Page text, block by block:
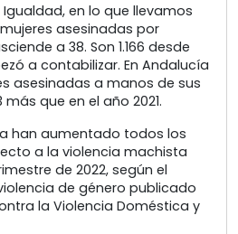
Igualdad, en lo que llevamos
asesinadas por
a 38. Son 1.166 desde
a contabilizar. En Andalucía
asesinadas a manos de sus
que en el año 2021.
han aumentado todos los
a la violencia machista
de 2022, según el
de género publicado
la Violencia Doméstica y